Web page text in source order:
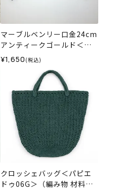
マーブルベンリー口金24cm
アンティークゴールド＜オ
フホワイト＞
¥1,650 (税込)
クロッシェバッグ＜パピエ
ドゥ06G＞（編み物 材料セ